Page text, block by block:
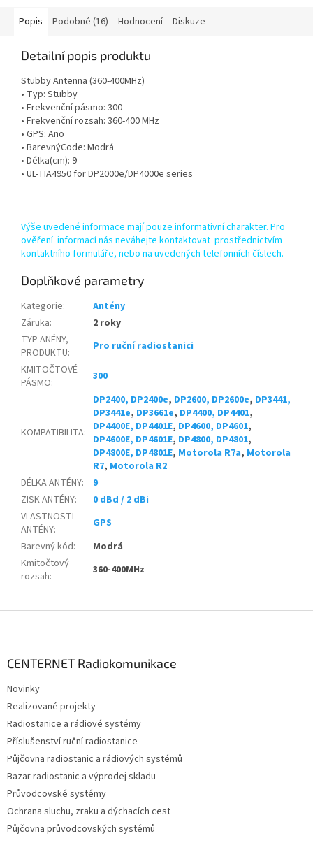
Popis Podobné (16) Hodnocení Diskuze
Detailní popis produktu
Stubby Antenna (360-400MHz)
• Typ: Stubby
• Frekvenční pásmo: 300
• Frekvenční rozsah: 360-400 MHz
• GPS: Ano
• BarevnýCode: Modrá
• Délka(cm): 9
• UL-TIA4950 for DP2000e/DP4000e series
Výše uvedené informace mají pouze informativní charakter. Pro
ověření informací nás neváhejte kontaktovat prostřednictvím
kontaktního formuláře, nebo na uvedených telefonních číslech.
Doplňkové parametry
Kategorie:
Antény
Záruka:
2 roky
TYP ANÉNY,
PRODUKTU:
Pro ruční radiostanici
KMITOČTOVÉ
PÁSMO: 300
KOMPATIBILITA:
DP2400, DP2400e, DP2600, DP2600e, DP3441,
DP3441e, DP3661e, DP4400, DP4401,
DP4400E, DP4401E, DP4600, DP4601,
DP4600E, DP4601E, DP4800, DP4801,
DP4800E, DP4801E, Motorola R7a, Motorola
R7, Motorola R2
DÉLKA ANTÉNY:
9
ZISK ANTÉNY:
0 dBd / 2 dBi
VLASTNOSTI
ANTÉNY:
GPS
Barevný kód:
Modrá
Kmitočtový
rozsah: 360-400MHz
CENTERNET Radiokomunikace
Novinky
Realizované projekty
Radiostanice a rádiové systémy
Příslušenství ruční radiostanice
Půjčovna radiostanic a rádiových systémů
Bazar radiostanic a výprodej skladu
Průvodcovské systémy
Ochrana sluchu, zraku a dýchacích cest
Půjčovna průvodcovských systémů